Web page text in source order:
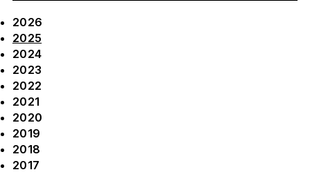
2026
2025
2024
2023
2022
2021
2020
2019
2018
2017